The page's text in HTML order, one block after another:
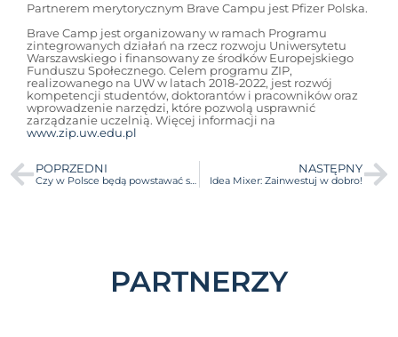
Partnerem merytorycznym Brave Campu jest Pfizer Polska.
Brave Camp jest organizowany w ramach Programu
zintegrowanych działań na rzecz rozwoju Uniwersytetu
Warszawskiego i finansowany ze środków Europejskiego
Funduszu Społecznego. Celem programu ZIP,
realizowanego na UW w latach 2018-2022, jest rozwój
kompetencji studentów, doktorantów i pracowników oraz
wprowadzenie narzędzi, które pozwolą usprawnić
zarządzanie uczelnią. Więcej informacji na
www.zip.uw.edu.pl
POPRZEDNI
Czy w Polsce będą powstawać startupy akademickie? Zapoznajcie się z raportem JustStart. Przedsiębiorczość studencka, czyli…
NASTĘPNY
Idea Mixer: Zainwestuj w dobro!
PARTNERZY